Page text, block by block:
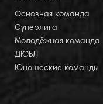
Основная команда
Суперлига
Молодёжная команда
ДЮБЛ
Юношеские команды